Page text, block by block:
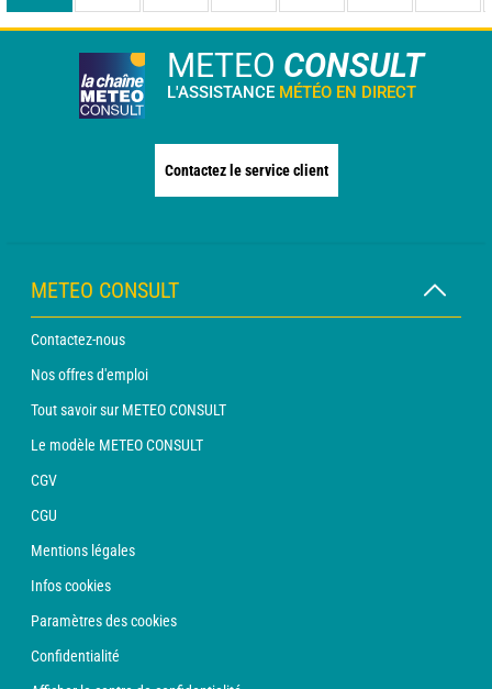
METEO CONSULT
L'ASSISTANCE MÉTÉO EN DIRECT
Contactez le service client
METEO CONSULT
Contactez-nous
Nos offres d'emploi
Tout savoir sur METEO CONSULT
Le modèle METEO CONSULT
CGV
CGU
Mentions légales
Infos cookies
Paramètres des cookies
Confidentialité